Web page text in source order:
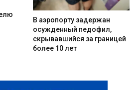
В аэропорту задержан
осужденный педофил,
скрывавшийся за границей
более 10 лет